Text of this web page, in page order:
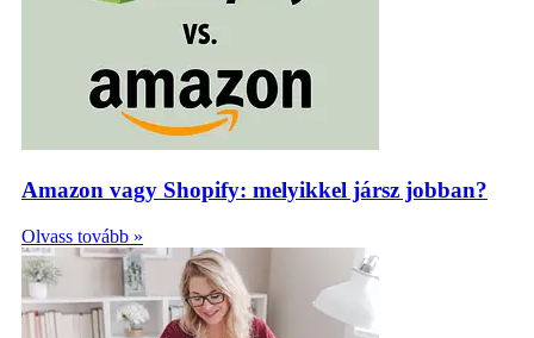
Amazon vagy Shopify: melyikkel jársz jobban?
Olvass tovább »